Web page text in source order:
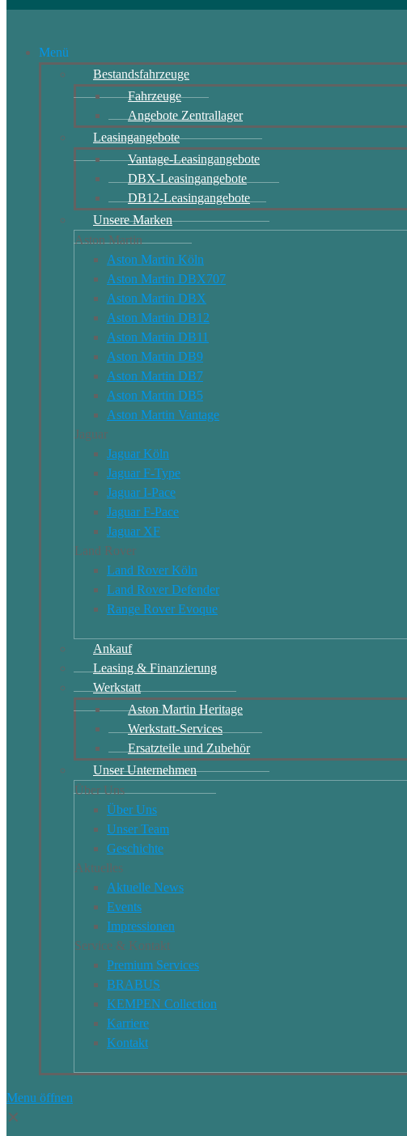
Menü
Bestandsfahrzeuge
Fahrzeuge
Angebote Zentrallager
Leasingangebote
Vantage-Leasingangebote
DBX-Leasingangebote
DB12-Leasingangebote
Unsere Marken
Aston Martin
Aston Martin Köln
Aston Martin DBX707
Aston Martin DBX
Aston Martin DB12
Aston Martin DB11
Aston Martin DB9
Aston Martin DB7
Aston Martin DB5
Aston Martin Vantage
Jaguar
Jaguar Köln
Jaguar F-Type
Jaguar I-Pace
Jaguar F-Pace
Jaguar XF
Land Rover
Land Rover Köln
Land Rover Defender
Range Rover Evoque
Ankauf
Leasing & Finanzierung
Werkstatt
Aston Martin Heritage
Werkstatt-Services
Ersatzteile und Zubehör
Unser Unternehmen
Über Uns
Über Uns
Unser Team
Geschichte
Aktuelles
Aktuelle News
Events
Impressionen
Service & Kontakt
Premium Services
BRABUS
KEMPEN Collection
Karriere
Kontakt
Menu öffnen
✕